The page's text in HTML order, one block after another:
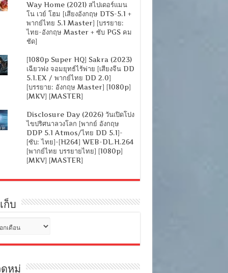
Way Home (2021) สไปเดอร์แมน
โน เวย์ โฮม [เสียงอังกฤษ DTS-5.1 +
พากย์ไทย 5.1 Master] [บรรยาย:
ไทย-อังกฤษ Master + ซับ PGS คม
ชัด]
[1080p Super HQ] Sakra (2023)
เฉียวฟง จอมยุทธ์ไร้พ่าย [เสียงจีน DD
5.1.EX / พากย์ไทย DD 2.0]
[บรรยาย: อังกฤษ Master] [1080p]
[MKV] [MASTER]
Disclosure Day (2026) วันเปิดโปง
ไขปริศนาลวงโลก [พากย์ อังกฤษ
DDP 5.1 Atmos/ไทย DD 5.1]-
[ซับ: ไทย]-[H264] WEB-DL.H.264
[พากย์ไทย บรรยายไทย] [1080p]
[MKV] [MASTER]
ก็บ
หมู่